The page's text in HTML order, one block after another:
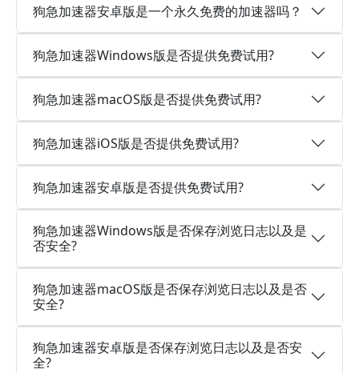
狗急加速器安卓版是一个永久免费的加速器吗？
狗急加速器Windows版是否提供免费试用?
狗急加速器macOS版是否提供免费试用?
狗急加速器iOS版是否提供免费试用?
狗急加速器安卓版是否提供免费试用?
狗急加速器Windows版是否保存浏览日志以及是
否安全?
狗急加速器macOS版是否保存浏览日志以及是否
安全?
狗急加速器安卓版是否保存浏览日志以及是否安
全?